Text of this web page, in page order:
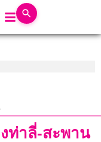
ท่าลี่-สะพาน